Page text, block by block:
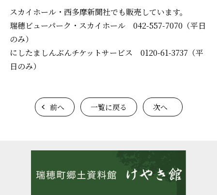
スカイホール・西多摩新聞社でも販売しています。
瑞穂ビューパーク・スカイホール 042-557-7070（平日
のみ）
にしたましんぶんチケットサービス 0120-61-3737（平
日のみ）
前へ 一覧に戻る 次へ